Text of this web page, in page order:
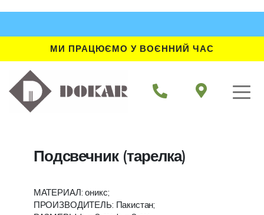
МИ ПРАЦЮЄМО У ВОЄННИЙ ЧАС
Подсвечник (тарелка)
МАТЕРИАЛ: оникс;
ПРОИЗВОДИТЕЛЬ: Пакистан;